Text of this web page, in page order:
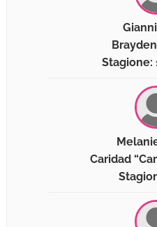
Stagione:
Caridad